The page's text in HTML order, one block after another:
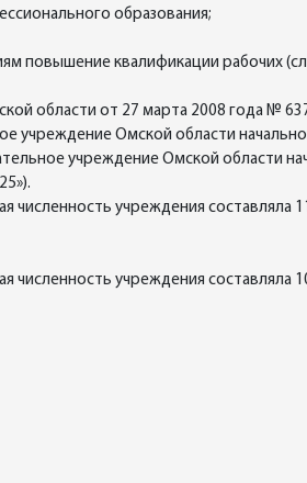
образования;
повышение квалификации рабочих
области от 27 марта 2008 года №
учреждение Омской области
учреждение Омской области
численность учреждения составляла
численность учреждения составляла